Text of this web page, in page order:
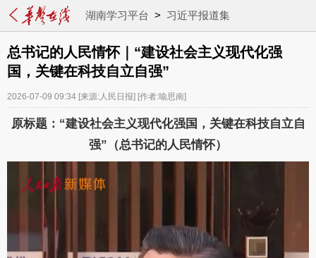
湖南学习平台 > 习近平报道集
总书记的人民情怀｜“建设社会主义现代化强
国，关键在科技自立自强”
2026-07-09 09:34 [来源:人民日报] [作者:喻思南]
原标题：“建设社会主义现代化强国，关键在科技自立自
强”（总书记的人民情怀）